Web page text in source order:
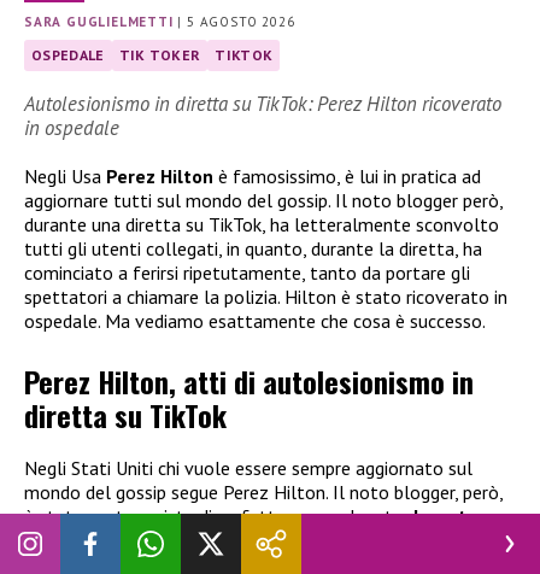
SARA GUGLIELMETTI | 5 AGOSTO 2026
OSPEDALE TIK TOKER TIKTOK
Autolesionismo in diretta su TikTok: Perez Hilton ricoverato
in ospedale
Negli Usa Perez Hilton è famosissimo, è lui in pratica ad
aggiornare tutti sul mondo del gossip. Il noto blogger però,
durante una diretta su TikTok, ha letteralmente sconvolto
tutti gli utenti collegati, in quanto, durante la diretta, ha
cominciato a ferirsi ripetutamente, tanto da portare gli
spettatori a chiamare la polizia. Hilton è stato ricoverato in
ospedale. Ma vediamo esattamente che cosa è successo.
Perez Hilton, atti di autolesionismo in
diretta su TikTok
Negli Stati Uniti chi vuole essere sempre aggiornato sul
mondo del gossip segue Perez Hilton. Il noto blogger, però,
è stato protagonista di un fatto sconvolgentedurante una
diretta su
TikTok
E’ successo ieri sera, martedì 4 agosto
2026 quando, nel bel mezzo della diretta, il noto blogger ha